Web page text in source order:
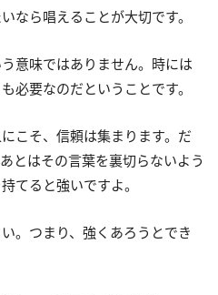
なら唱えることが大切です。
意味ではありません。時には
必要なのだということです。
こそ、信頼は集まります。だ
とはその言葉を裏切らないよう
てると強いですよ。
。つまり、強くあろうとでき